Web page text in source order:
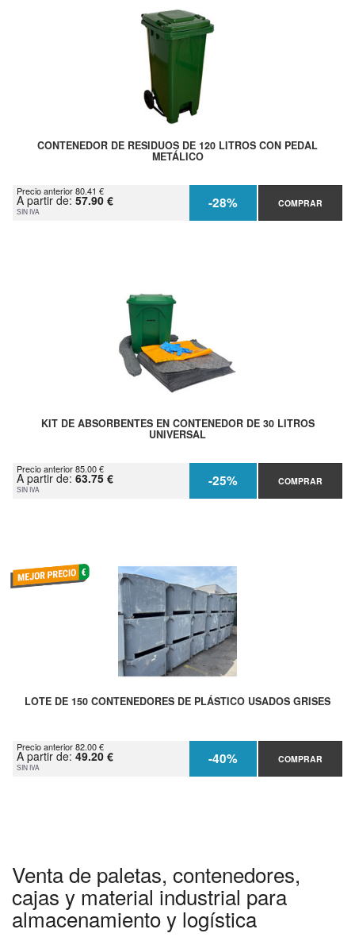
CONTENEDOR DE RESIDUOS DE 120 LITROS CON PEDAL
METÁLICO
Precio anterior 80.41 €
A partir de: 57.90 €
SIN IVA -28% COMPRAR
KIT DE ABSORBENTES EN CONTENEDOR DE 30 LITROS
UNIVERSAL
Precio anterior 85.00 €
A partir de: 63.75 €
SIN IVA -25% COMPRAR
LOTE DE 150 CONTENEDORES DE PLÁSTICO USADOS GRISES
Precio anterior 82.00 €
A partir de: 49.20 €
SIN IVA -40% COMPRAR
Venta de paletas, contenedores,
cajas y material industrial para
almacenamiento y logística